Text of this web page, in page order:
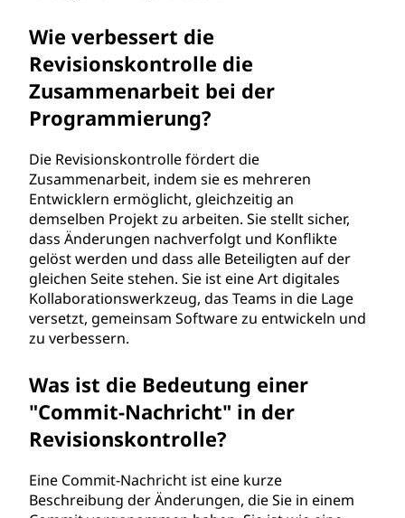
Wie verbessert die
Revisionskontrolle die
Zusammenarbeit bei der
Programmierung?
Die Revisionskontrolle fördert die
Zusammenarbeit, indem sie es mehreren
Entwicklern ermöglicht, gleichzeitig an
demselben Projekt zu arbeiten. Sie stellt sicher,
dass Änderungen nachverfolgt und Konflikte
gelöst werden und dass alle Beteiligten auf der
gleichen Seite stehen. Sie ist eine Art digitales
Kollaborationswerkzeug, das Teams in die Lage
versetzt, gemeinsam Software zu entwickeln und
zu verbessern.
Was ist die Bedeutung einer
"Commit-Nachricht" in der
Revisionskontrolle?
Eine Commit-Nachricht ist eine kurze
Beschreibung der Änderungen, die Sie in einem